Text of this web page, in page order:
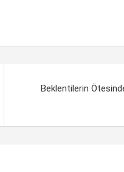
Beklentilerin